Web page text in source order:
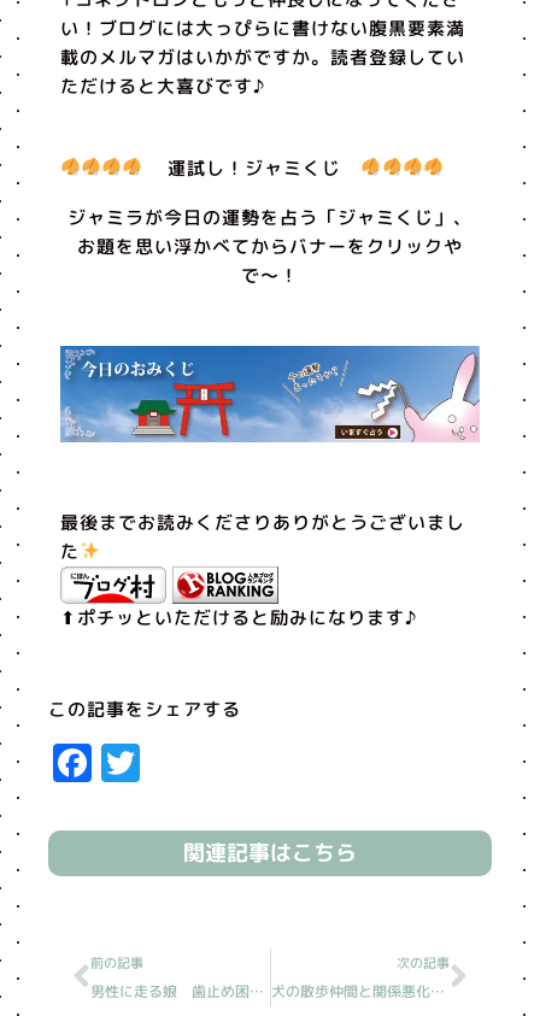
い！ブログには大っぴらに書けない腹黒要素満
載のメルマガはいかがですか。読者登録してい
ただけると大喜びです♪
運試し！ジャミくじ
ジャミラが今日の運勢を占う「ジャミくじ」、
お題を思い浮かべてからバナーをクリックや
で〜！
最後までお読みくださりありがとうございまし
た
⬆︎ポチッといただけると励みになります♪
この記事をシェアする
Facebook
関連記事はこちら
前の記事
男性に走る娘 歯止め困難［読売新聞人生案内］
次の記事
犬の散歩仲間と関係悪化［読売新聞人生案内］
Next